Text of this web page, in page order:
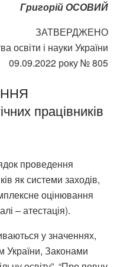
Григорій ОСОВИЙ
ЗАТВЕРДЖЕНО
освіти і науки України
09.09.2022 року № 805
працівників
проведення
як системи заходів,
оцінювання
– атестація).
у значеннях,
України, Законами